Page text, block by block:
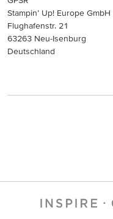
Stampin’ Up! Europe GmbH
Flughafenstr. 21
63263 Neu-Isenburg
Deutschland